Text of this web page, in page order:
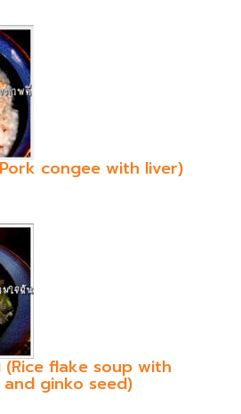
congee with liver)
(Rice flake soup with
ginko seed)